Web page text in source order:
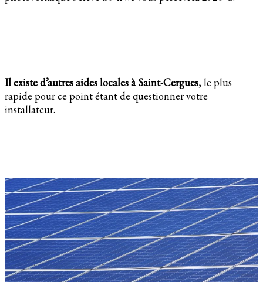
Il existe d’autres aides locales à Saint-Cergues, le plus
rapide pour ce point étant de questionner votre
installateur.